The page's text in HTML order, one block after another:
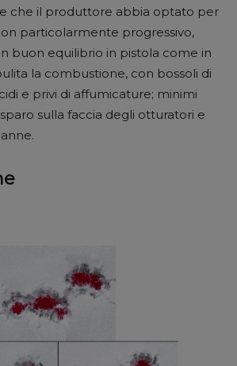
che il produttore abbia optato per
particolarmente progressivo,
buon equilibrio in pistola come in
la combustione, con bossoli di
e privi di affumicature; minimi
sulla faccia degli otturatori e